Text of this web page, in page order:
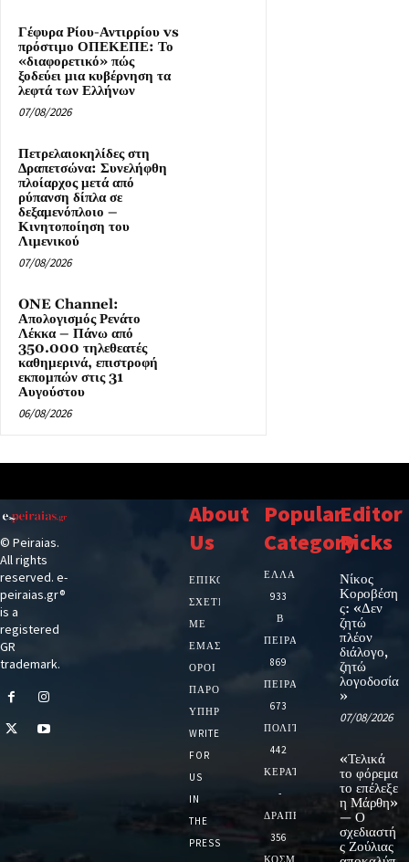
Γέφυρα Ρίου-Αντιρρίου vs
πρόστιμο ΟΠΕΚΕΠΕ: Το
«διαφορετικό» πώς
ξοδεύει μια κυβέρνηση τα
λεφτά των Ελλήνων
07/08/2026
Πετρελαιοκηλίδες στη
Δραπετσώνα: Συνελήφθη
πλοίαρχος μετά από
ρύπανση δίπλα σε
δεξαμενόπλοιο –
Κινητοποίηση του
Λιμενικού
07/08/2026
ONE Channel:
Απολογισμός Ρενάτο
Λέκκα – Πάνω από
350.000 τηλεθεατές
καθημερινά, επιστροφή
εκπομπών στις 31
Αυγούστου
06/08/2026
© Peiraias.
All rights
reserved. e-
peiraias.gr®
is a
registered
GR
trademark.
About
Us
ΕΠΙΚΟΙΝΩΝΙΑ
ΣΧΕΤΙΚΆ
ΜΕ
ΕΜΆΣ
ΌΡΟΙ
ΠΑΡΟΧΉΣ
ΥΠΗΡΕΣΙΏΝ
WRITE
FOR
US
IN
THE
PRESS
Popular
Category
ΕΛΛΑΔΑ
933
Β
ΠΕΙΡΑΙΑ
869
ΠΕΙΡΑΙΑΣ
673
ΠΟΛΙΤΙΚΗ
442
ΚΕΡΑΤΣΙΝΙ
-
ΔΡΑΠΕΤΣΩΝΑ
356
Editor
Picks
Νίκος
Κοροβέση
ς: «Δεν
ζητώ
πλέον
διάλογο,
ζητώ
λογοδοσία
»
07/08/2026
«Τελικά
το φόρεμα
το επέλεξε
η Μάρθη»
— Ο
σχεδιαστή
ς Ζούλιας